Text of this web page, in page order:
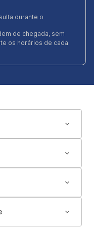
durante o
de chegada, sem
os horários de cada